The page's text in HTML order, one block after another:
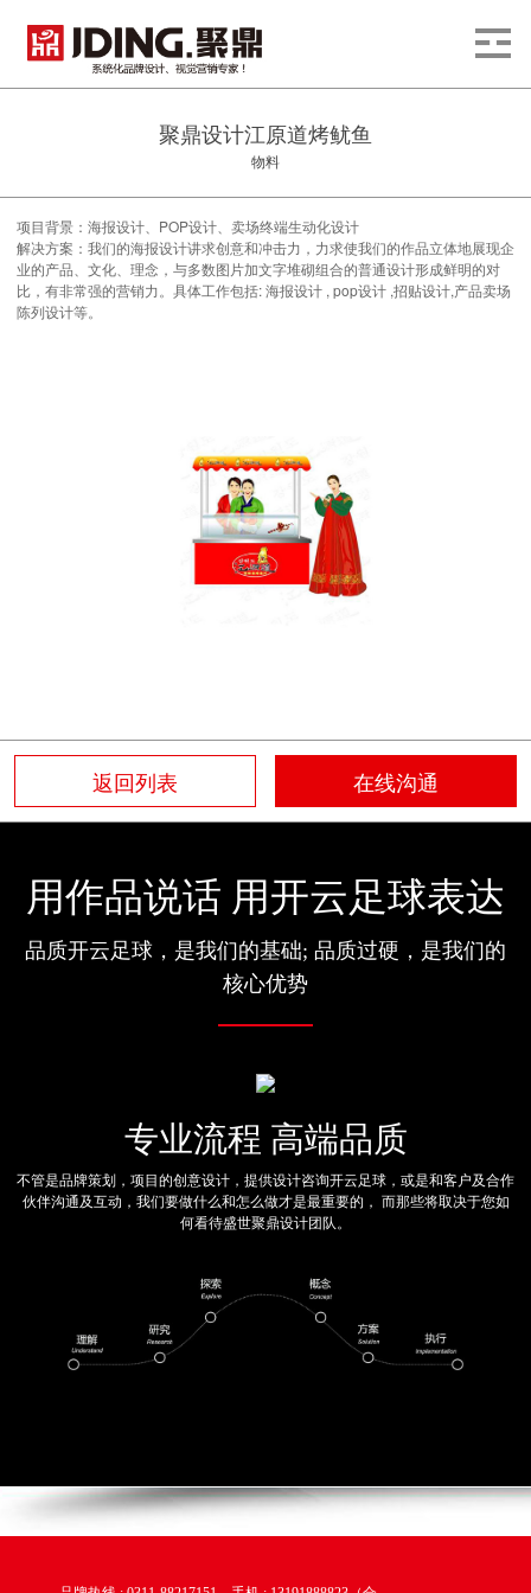
聚鼎设计江原道烤鱿鱼
物料
项目背景：海报设计、POP设计、卖场终端生动化设计
解决方案：我们的海报设计讲求创意和冲击力，力求使我们的作品立体地展现企
业的产品、文化、理念，与多数图片加文字堆砌组合的普通设计形成鲜明的对
比，有非常强的营销力。具体工作包括: 海报设计 , pop设计 ,招贴设计,产品卖场
陈列设计等。
返回列表 在线沟通
用作品说话 用开云足球表达
品质开云足球，是我们的基础; 品质过硬，是我们的
核心优势
专业流程 高端品质
不管是品牌策划，项目的创意设计，提供设计咨询开云足球，或是和客户及合作
伙伴沟通及互动，我们要做什么和怎么做才是最重要的， 而那些将取决于您如
何看待盛世聚鼎设计团队。